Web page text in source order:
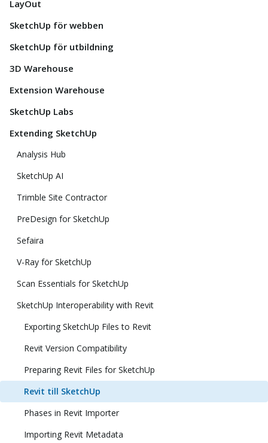
LayOut
SketchUp för webben
SketchUp för utbildning
3D Warehouse
Extension Warehouse
SketchUp Labs
Extending SketchUp
Analysis Hub
SketchUp AI
Trimble Site Contractor
PreDesign for SketchUp
Sefaira
V-Ray för SketchUp
Scan Essentials for SketchUp
SketchUp Interoperability with Revit
Exporting SketchUp Files to Revit
Revit Version Compatibility
Preparing Revit Files for SketchUp
Revit till SketchUp
Phases in Revit Importer
Importing Revit Metadata